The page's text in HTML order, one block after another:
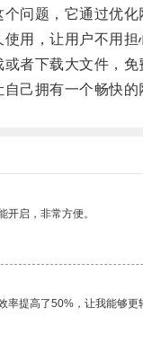
题，它通过优化
，让用户不用担
下载大文件，免
拥有一个畅快的
启，非常方便。
提高了50%，让我能够更